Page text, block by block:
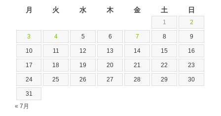
月 火 水 木 金 土 日
1 2
3 4 5 6 7 8 9
10 11 12 13 14 15 16
17 18 19 20 21 22 23
24 25 26 27 28 29 30
31
« 7月